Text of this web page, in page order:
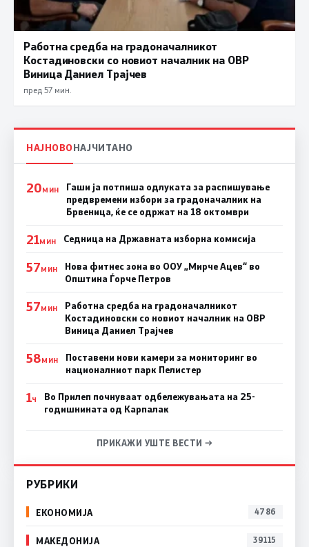
Работна средба на градоначалникот
Костадиновски со новиот началник на ОВР
Виница Даниел Трајчев
пред 57 мин.
НАЈНОВОНАЈЧИТАНО
20МИН
Гаши ја потпиша одлуката за распишување
предвремени избори за градоначалник на
Брвеница, ќе се одржат на 18 октомври
21МИН Седница на Државната изборна комисија
57МИН
Нова фитнес зона во ООУ „Мирче Ацев“ во
Општина Ѓорче Петров
57МИН
Работна средба на градоначалникот
Костадиновски со новиот началник на ОВР
Виница Даниел Трајчев
58МИН
Поставени нови камери за мониторинг во
националниот парк Пелистер
1Ч
Во Прилеп почнуваат одбележувањата на 25-
годишнината од Карпалак
ПРИКАЖИ УШТЕ ВЕСТИ →
РУБРИКИ
ЕКОНОМИЈА 4786
МАКЕДОНИЈА 39115